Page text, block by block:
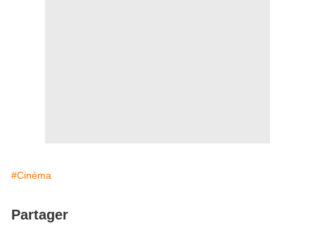
#Cinéma
Partager